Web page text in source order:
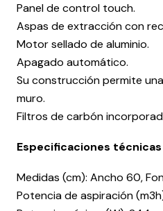
Panel de control touch.
Aspas de extracción con
Motor sellado de aluminio.
Apagado automático.
Su construcción permite
muro.
Filtros de carbón
Especificaciones técnicas
Medidas (cm): Ancho 60,
Potencia de aspiración